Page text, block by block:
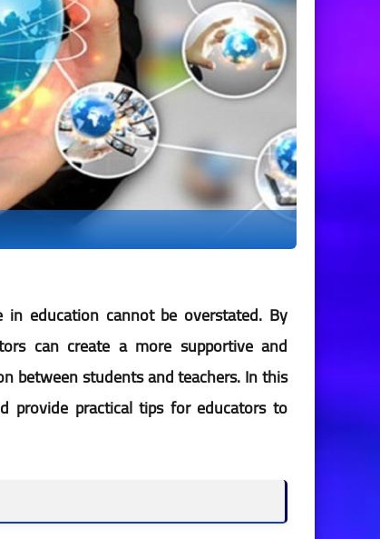
education cannot be overstated. By
can create a more supportive and
between students and teachers. In this
provide practical tips for educators to